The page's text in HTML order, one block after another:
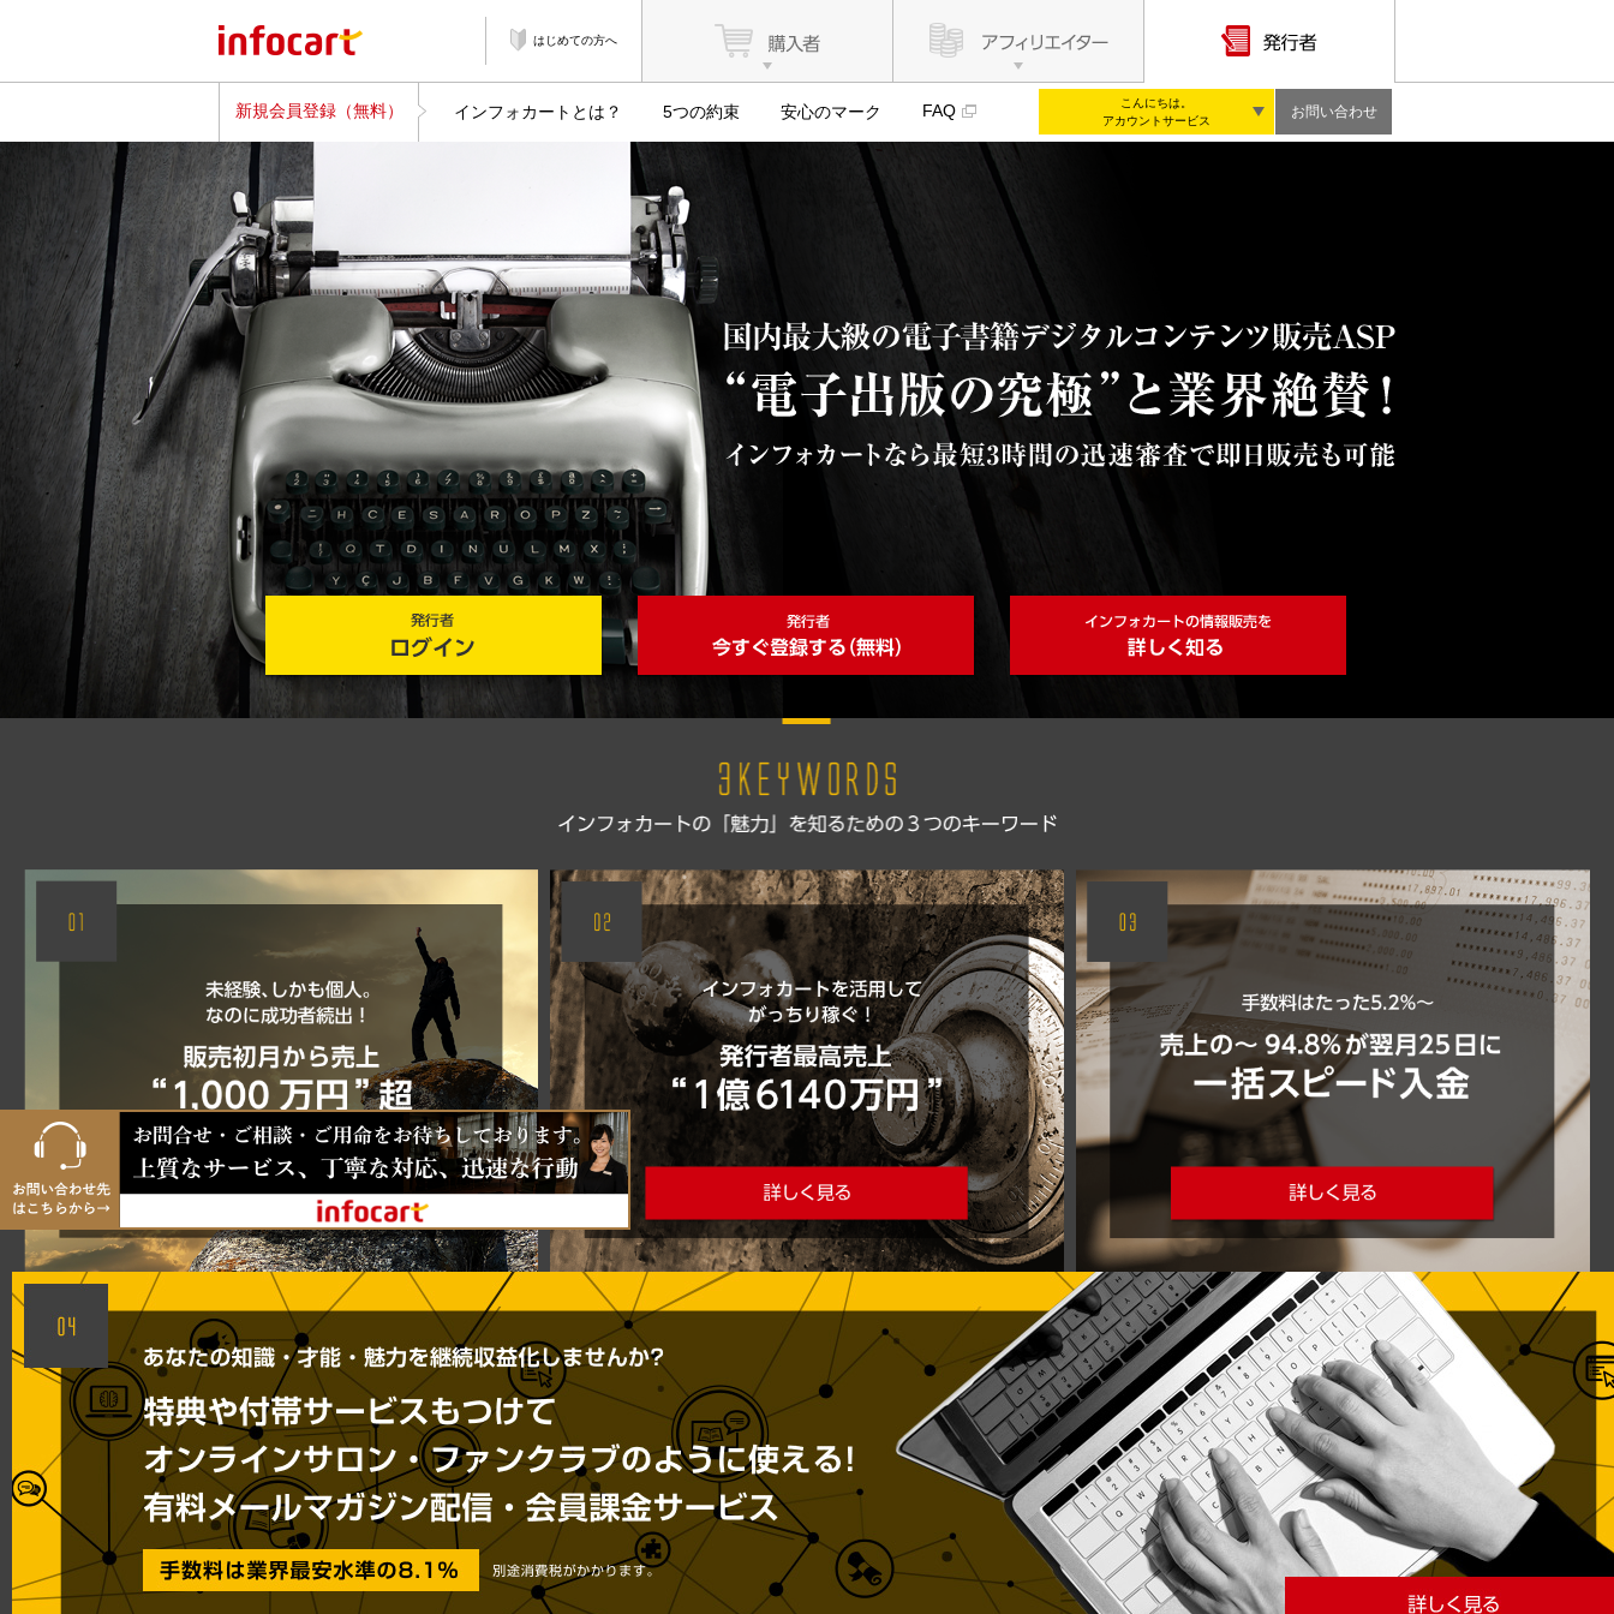
はじめての方へ
新規会員登録（無料） インフォカートとは？ 5つの約束 安心のマーク FAQ
こんにちは。
アカウントサービス
お問い合わせ